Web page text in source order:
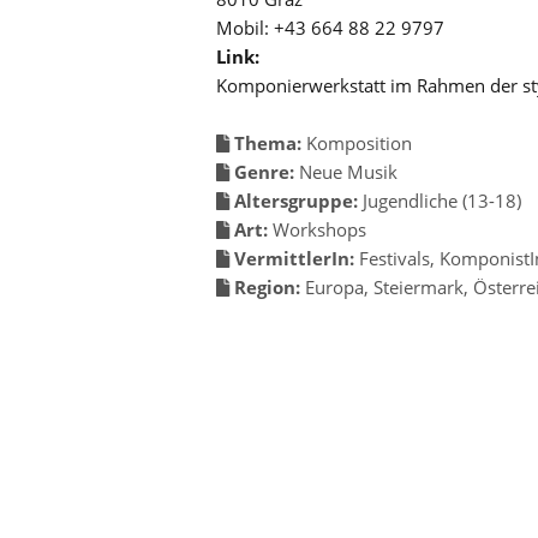
Mobil: +43 664 88 22 9797
Link:
Komponierwerkstatt im Rahmen der
Thema: Komposition
Genre: Neue Musik
Altersgruppe: Jugendliche (13-18)
Art: Workshops
VermittlerIn: Festivals,
Region: Europa, Steiermark,